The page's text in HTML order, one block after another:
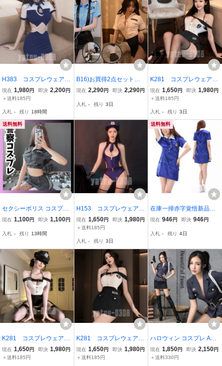
H383 コスプレウェア
ヘソ出し ミニスカー
ト 婦警 ポリス コス
セクシーランジェリー
ナイトウェア
現在 1,980円 即決 2,200円
＋送料185円
入札 - 残り 18時間
B16)お買得2点セットハ
ロウィンコスプレ ポリス
ー
現在 2,290円 即決 2,290円
入札 - 残り 3日
K281 コスプレウェア
悩殺 POLICE ミニスカ
ート ワンピース 婦
シーランジェリー ナイ
トウェア
現在 1,650円 即決 1,980円
＋送料185円
入札 - 残り 3日
送料無料
セクシーポリス コスプレ
婦警 ミニスカ ハロウィン
現在 1,100円 即決 1,100円
入札 - 残り 13時間
H153 コスプレウェア
悩殺 胸開き ネクタ
イ ハイレグレオター
ジェリー スポーツウェ
ア ナイトウエア
現在 1,650円 即決 1,980円
＋送料185円
入札 - 残り 3日
送料無料
在庫一掃赤字覚悟新品未
使用 送料無料ba15婦人警
ー体ラインを綺麗かつセ
ーデスコスチューム
現在 946円 即決 946円
入札 - 残り 4日
K281 コスプレウェア
悩殺 POLICE ミニスカ
ート ワンピース 婦
現在 1,650円 即決 1,980円
＋送料185円
K281 コスプレウェア
悩殺 POLICE ミニスカ
ート ワンピース 婦
現在 1,650円 即決 1,980円
＋送料185円
ハロウィン コスプレ Ann
a Mu コスプレ ポリス コ
スチューム 衣装 婦人警官
現在 1,850円 即決 2,150円
＋送料330円